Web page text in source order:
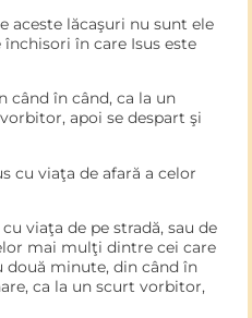
aceste lăcaşuri nu sunt ele
în care Isus este
când în când, ca la un
apoi se despart şi
cu viaţa de afară a celor
viaţa de pe stradă, sau de
mai mulţi dintre cei care
două minute, din când în
ca la un scurt vorbitor,